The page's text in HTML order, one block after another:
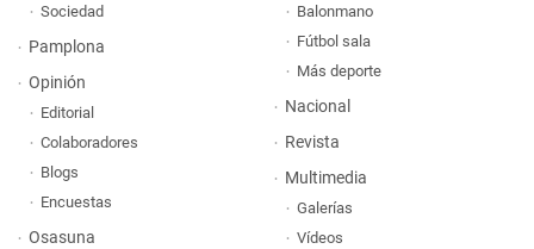
Sociedad
Pamplona
Opinión
Editorial
Colaboradores
Blogs
Encuestas
Osasuna
Balonmano
Fútbol sala
Más deporte
Nacional
Revista
Multimedia
Galerías
Vídeos